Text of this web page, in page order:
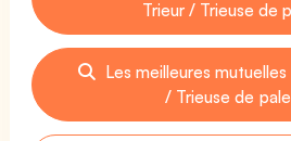
Trieur / Trieuse de
Les meilleures
/ Trieuse de